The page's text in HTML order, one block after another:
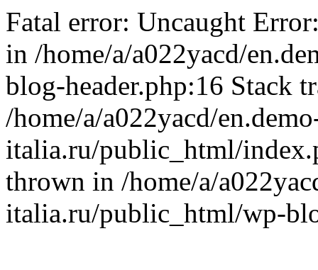
Fatal error: Uncaught
in /home/a/a022yacd/
blog-header.php:16 Stack
/home/a/a022yacd/
italia.ru/public_html/
thrown in /home/a/
italia.ru/public_html/wp-